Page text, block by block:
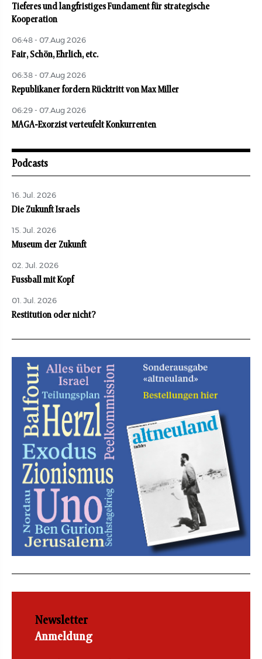
Tieferes und langfristiges Fundament für strategische
Kooperation
06:48 - 07.Aug 2026
Fair, Schön, Ehrlich, etc.
06:38 - 07.Aug 2026
Republikaner fordern Rücktritt von Max Miller
06:29 - 07.Aug 2026
MAGA-Exorzist verteufelt Konkurrenten
Podcasts
16. Jul. 2026
Die Zukunft Israels
15. Jul. 2026
Museum der Zukunft
02. Jul. 2026
Fussball mit Kopf
01. Jul. 2026
Restitution oder nicht?
Newsletter
Anmeldung